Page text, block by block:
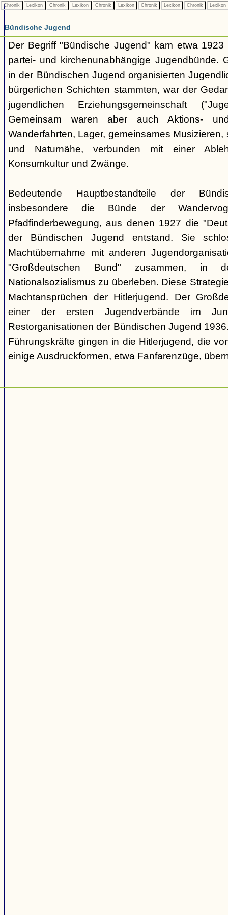
Chronik Lexikon Chronik Lexikon Chronik Lexikon Chronik Lexikon Chronik Lexikon
Bündische Jugend
Der Begriff "Bündische Jugend" kam etwa
partei- und kirchenunabhängige Jugendbünde.
in der Bündischen Jugend organisierten
bürgerlichen Schichten stammten, war der
jugendlichen Erziehungsgemeinschaft
Gemeinsam waren aber auch Aktions-
Wanderfahrten, Lager, gemeinsames
und Naturnähe, verbunden mit einer
Konsumkultur und Zwänge.
Bedeutende Hauptbestandteile der
insbesondere die Bünde der
Pfadfinderbewegung, aus denen 1927 die
der Bündischen Jugend entstand. Sie
Machtübernahme mit anderen
"Großdeutschen Bund" zusammen,
Nationalsozialismus zu überleben. Diese
Machtansprüchen der Hitlerjugend. Der
einer der ersten Jugendverbände im
Restorganisationen der Bündischen Jugend
Führungskräfte gingen in die Hitlerjugend, die
einige Ausdruckformen, etwa Fanfarenzüge,